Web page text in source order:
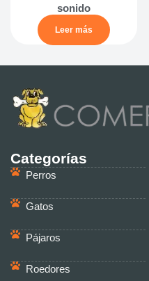
sonido
Leer más
Categorías
Perros
Gatos
Pájaros
Roedores